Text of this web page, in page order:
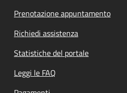
Prenotazione appuntamento
Richiedi assistenza
Statistiche del portale
Leggi le FAQ